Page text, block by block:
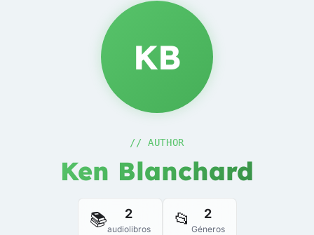
KB
// AUTHOR
Ken Blanchard
📚 2
audiolibros 📂 2
Géneros